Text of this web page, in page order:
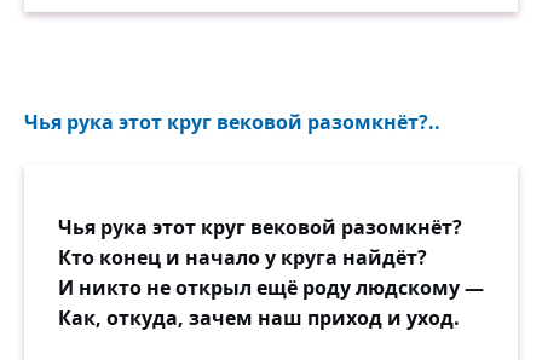
Чья рука этот круг вековой разомкнёт?..
Чья рука этот круг вековой разомкнёт?
Кто конец и начало у круга найдёт?
И никто не открыл ещё роду людскому —
Как, откуда, зачем наш приход и уход.